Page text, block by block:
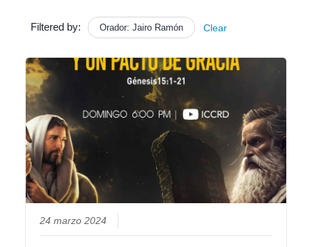
Filtered by: Orador: Jairo Ramón Clear
24 marzo 2024